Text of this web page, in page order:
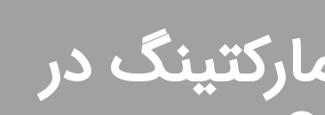
در